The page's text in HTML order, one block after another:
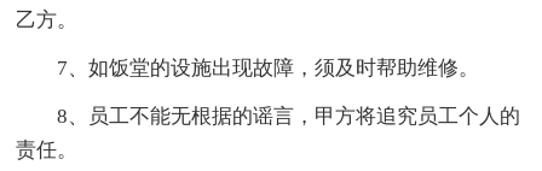
乙方。
7、如饭堂的设施出现故障，须及时帮助维修。
8、员工不能无根据的谣言，甲方将追究员工个人的
责任。